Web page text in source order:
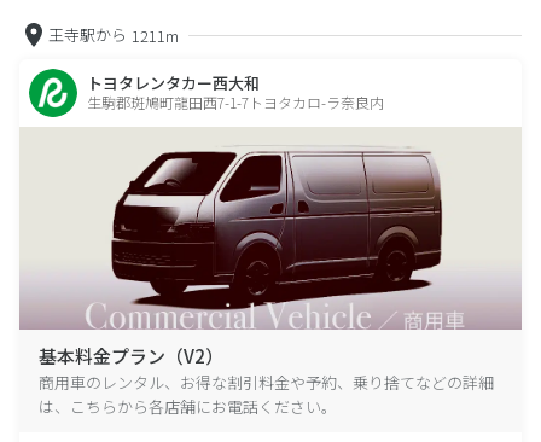
王寺駅から 1211m
トヨタレンタカー西大和
生駒郡斑鳩町龍田西7-1-7トヨタカロ-ラ奈良内
基本料金プラン（V2）
商用車のレンタル、お得な割引料金や予約、乗り捨てなどの詳細
は、こちらから各店舗にお電話ください。